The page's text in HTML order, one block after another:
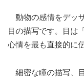
動物の感情をデッ
目の描写です。目は
心情を最も直接的に
細密な瞳の描写、